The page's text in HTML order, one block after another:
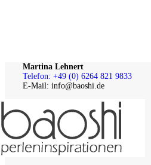
Martina Lehnert
Telefon: +49 (0) 6264 821 9833
E-Mail: info@baoshi.de